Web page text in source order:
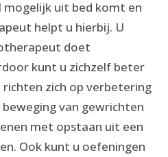
mogelijk uit bed komt en
helpt u hierbij. U
doet
kunt u zichzelf beter
zich op verbetering
van gewrichten
met opstaan uit een
Ook kunt u oefeningen